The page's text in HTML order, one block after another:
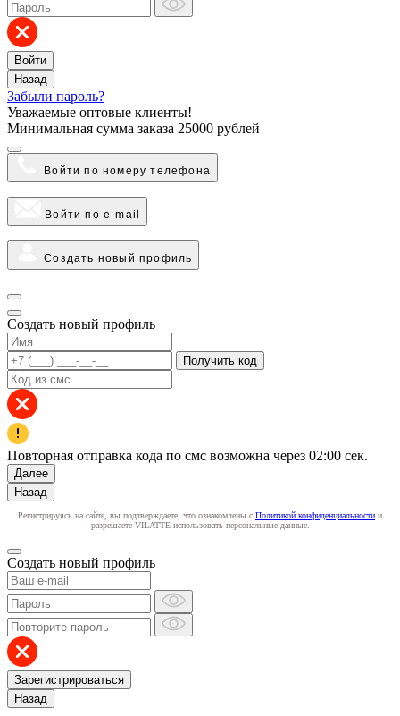
Войти
Назад
Забыли пароль?
Уважаемые оптовые клиенты!
Минимальная сумма заказа 25000 рублей
Войти по номеру телефона
Войти по e-mail
Создать новый профиль
Создать новый профиль
Получить код
Повторная отправка кода по смс возможна через 02:00 сек.
Далее
Назад
Регистрируясь на сайте, вы подтверждаете, что ознакомлены с Политикой конфиденциальности и
разрешаете VILATTE использовать персональные данные.
Создать новый профиль
Зарегистрироваться
Назад